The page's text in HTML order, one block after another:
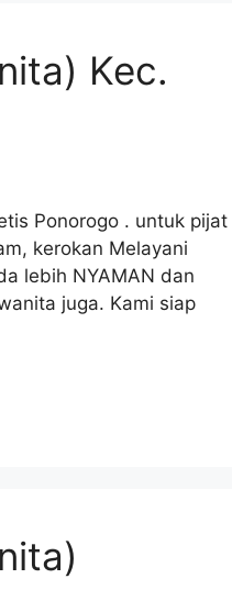
Kec.
Ponorogo . untuk pijat
kerokan Melayani
lebih NYAMAN dan
juga. Kami siap